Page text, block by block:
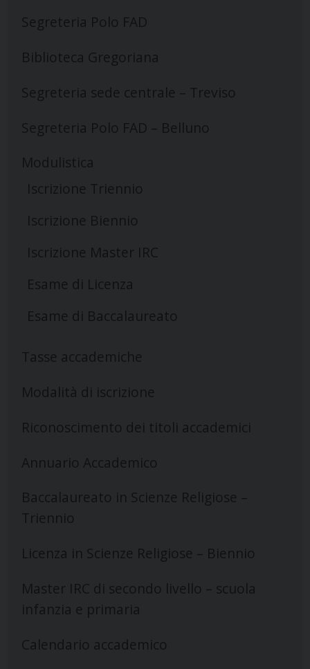
Segreteria Polo FAD
Biblioteca Gregoriana
Segreteria sede centrale – Treviso
Segreteria Polo FAD – Belluno
Modulistica
Iscrizione Triennio
Iscrizione Biennio
Iscrizione Master IRC
Esame di Licenza
Esame di Baccalaureato
Tasse accademiche
Modalità di iscrizione
Riconoscimento dei titoli accademici
Annuario Accademico
Baccalaureato in Scienze Religiose –
Triennio
Licenza in Scienze Religiose – Biennio
Master IRC di secondo livello – scuola
infanzia e primaria
Calendario accademico